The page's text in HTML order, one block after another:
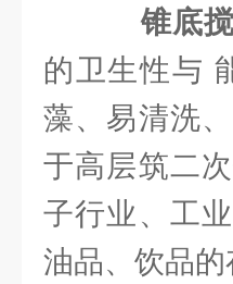
锥底
的卫生性与
藻、易清洗
于高层筑二
子行业、工
油品、饮品的